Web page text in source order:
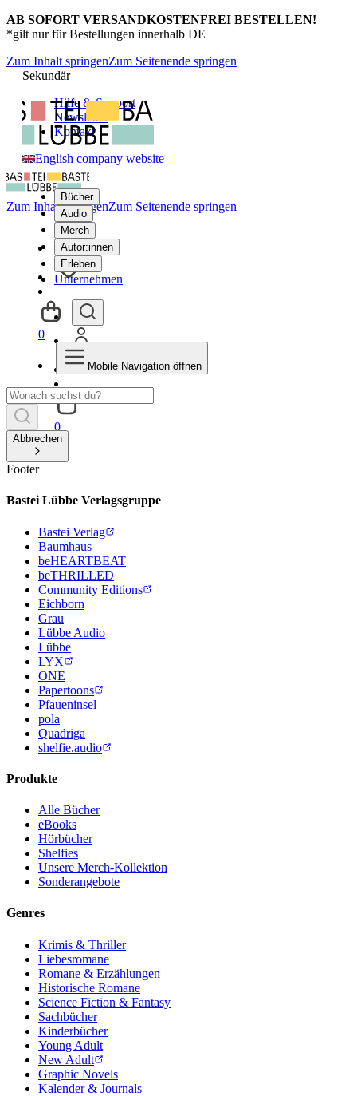
AB SOFORT VERSANDKOSTENFREI BESTELLEN!
*gilt nur für Bestellungen innerhalb DE
Zum Inhalt springenZum Seitenende springen
Sekundär
Hilfe & Support
Newsletter
Kontakt
English company website
Bücher
Audio
Merch
Autor:innen
Erleben
Unternehmen
0
Zum Inhalt springenZum Seitenende springen
0
Mobile Navigation öffnen
Abbrechen
Footer
Bastei Lübbe Verlagsgruppe
Bastei Verlag
Baumhaus
beHEARTBEAT
beTHRILLED
Community Editions
Eichborn
Grau
Lübbe Audio
Lübbe
LYX
ONE
Papertoons
Pfaueninsel
pola
Quadriga
shelfie.audio
Produkte
Alle Bücher
eBooks
Hörbücher
Shelfies
Unsere Merch-Kollektion
Sonderangebote
Genres
Krimis & Thriller
Liebesromane
Romane & Erzählungen
Historische Romane
Science Fiction & Fantasy
Sachbücher
Kinderbücher
Young Adult
New Adult
Graphic Novels
Kalender & Journals